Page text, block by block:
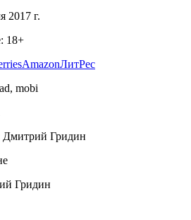
2017 г.
18+
AmazonЛитРес
mobi
Дмитрий Гридин
Гридин